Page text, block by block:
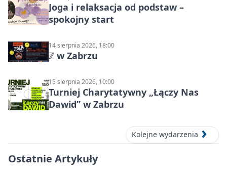
Joga i relaksacja od podstaw –
spokojny start
14 sierpnia 2026, 18:00
ℤ w Zabrzu
15 sierpnia 2026, 10:00
Turniej Charytatywny „Łączy Nas
Dawid” w Zabrzu
Kolejne wydarzenia
Ostatnie Artykuły